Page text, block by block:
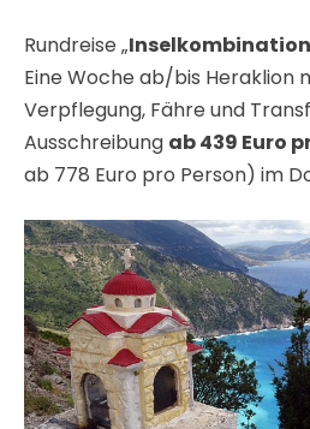
Rundreise „
Eine Woche ab/bis Heraklion
Verpflegung, Fähre und
Ausschreibung ab 439 Euro
ab 778 Euro pro Person) im